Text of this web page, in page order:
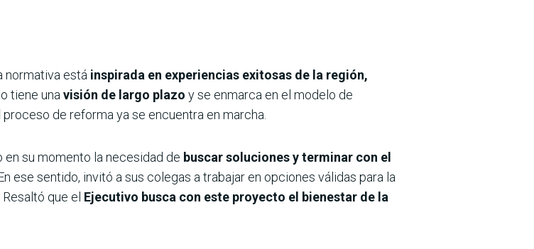
normativa está inspirada en experiencias exitosas de la región,
tiene una visión de largo plazo y se enmarca en el modelo de
de reforma ya se encuentra en marcha.
su momento la necesidad de buscar soluciones y terminar con el
ese sentido, invitó a sus colegas a trabajar en opciones válidas para la
que el Ejecutivo busca con este proyecto el bienestar de la